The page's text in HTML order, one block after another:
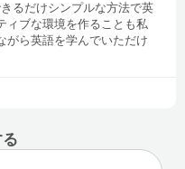
るだけシンプルな方法で英
ィブな環境を作ることも私
がら英語を学んでいただけ